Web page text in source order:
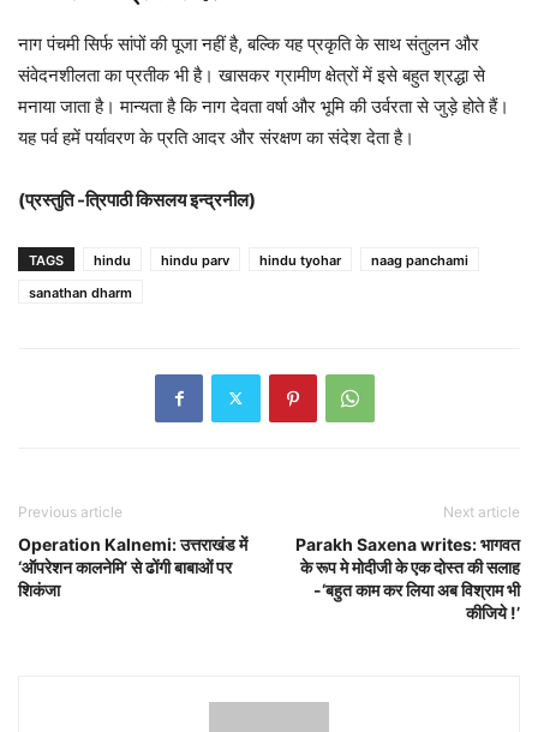
नाग पंचमी सिर्फ सांपों की पूजा नहीं है, बल्कि यह प्रकृति के साथ संतुलन और
संवेदनशीलता का प्रतीक भी है। खासकर ग्रामीण क्षेत्रों में इसे बहुत श्रद्धा से
मनाया जाता है। मान्यता है कि नाग देवता वर्षा और भूमि की उर्वरता से जुड़े होते हैं।
यह पर्व हमें पर्यावरण के प्रति आदर और संरक्षण का संदेश देता है।
(प्रस्तुति -त्रिपाठी किसलय इन्द्रनील)
TAGS hindu hindu parv hindu tyohar
naag panchami
sanathan dharm
Previous article
Operation Kalnemi: उत्तराखंड में
‘ऑपरेशन कालनेमि’ से ढोंगी बाबाओं पर
शिकंजा
Next article
Parakh Saxena writes: भागवत
के रूप मे मोदीजी के एक दोस्त की सलाह
-‘बहुत काम कर लिया अब विश्राम भी
कीजिये !’